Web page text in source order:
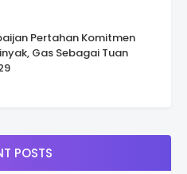
Pertahan Komitmen
Gas Sebagai Tuan
POSTS